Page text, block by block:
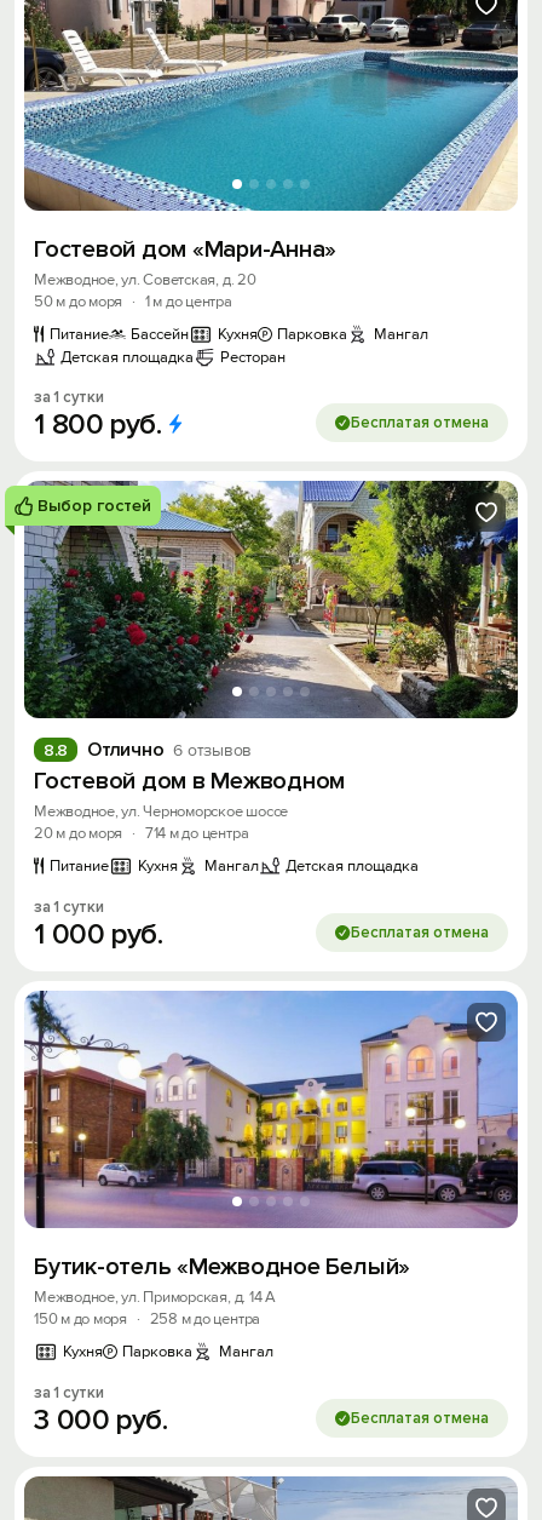
Гостевой дом «Мари-Анна»
Межводное, ул. Советская, д. 20
50 м до моря
· 1 м до центра
Питание
Бассейн Кухня Парковка
Мангал
Детская площадка
Ресторан
за 1 сутки
1 800 руб. Бесплатая отмена
Выбор гостей
Отлично 6 отзывов
8.8
Гостевой дом в Межводном
Межводное, ул. Черноморское шоссе
20 м до моря
· 714 м до центра
Питание
Кухня Мангал Детская площадка
за 1 сутки
1 000 руб. Бесплатая отмена
Бутик-отель «Межводное Белый»
Межводное, ул. Приморская, д. 14 А
150 м до моря
· 258 м до центра
Кухня
Парковка Мангал
за 1 сутки
3 000 руб. Бесплатая отмена